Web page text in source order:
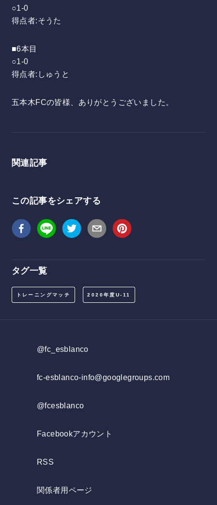
○1-0
得点者:そうた
■6本目
○1-0
得点者:しゅうと
五本木FCの皆様、ありがとうございました。
関連記事
この記事をシェアする
タグ一覧
トレーニングマッチ 2020年度U-11
@fc_esblanco
fc-esblanco-info@googlegroups.com
@fcesblanco
Facebookアカウント
RSS
関係者用ページ